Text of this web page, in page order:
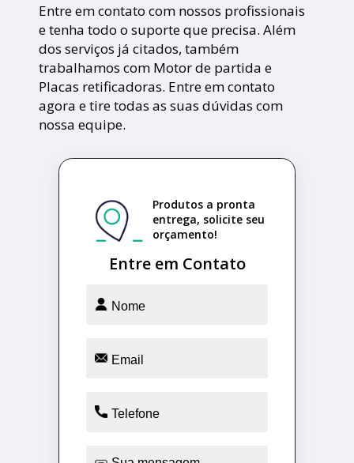
Entre em contato com nossos profissionais
e tenha todo o suporte que precisa. Além
dos serviços já citados, também
trabalhamos com Motor de partida e
Placas retificadoras. Entre em contato
agora e tire todas as suas dúvidas com
nossa equipe.
Entre em Contato
Produtos a pronta
entrega, solicite seu
orçamento!